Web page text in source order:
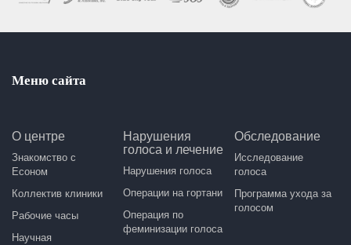
Меню сайта
О центре
Знакомство с
Есоном
Коллектив клиники
Рабочие часы
Научная
Нарушения
голоса и лечение
Нарушения голоса
Операции на гортани
Операция по
феминизации голоса
Обследование
Исследование
голоса
Программа ухода за
голосом